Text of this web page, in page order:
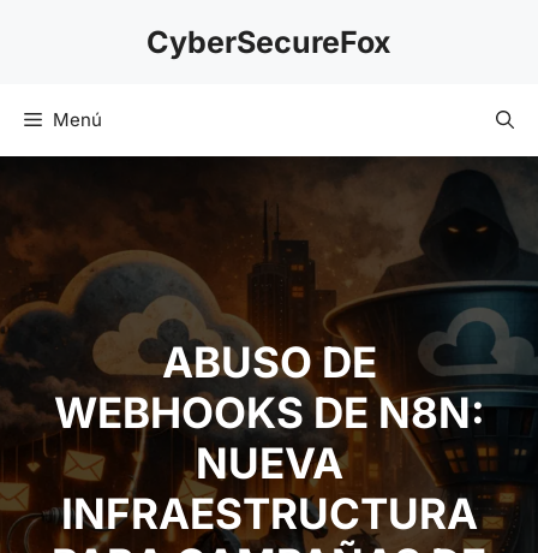
CyberSecureFox
Menú
ABUSO DE
WEBHOOKS DE N8N:
NUEVA
INFRAESTRUCTURA